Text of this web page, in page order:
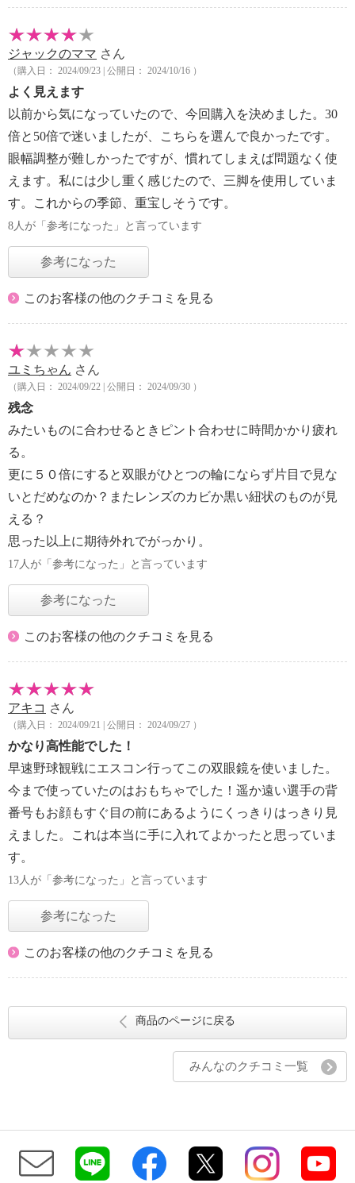
ジャックのママ さん
（購入日： 2024/09/23 | 公開日： 2024/10/16 ）
よく見えます
以前から気になっていたので、今回購入を決めました。30
倍と50倍で迷いましたが、こちらを選んで良かったです。
眼幅調整が難しかったですが、慣れてしまえば問題なく使
えます。私には少し重く感じたので、三脚を使用していま
す。これからの季節、重宝しそうです。
8人が「参考になった」と言っています
参考になった
このお客様の他のクチコミを見る
ユミちゃん さん
（購入日： 2024/09/22 | 公開日： 2024/09/30 ）
残念
みたいものに合わせるときピント合わせに時間かかり疲れ
る。
更に５０倍にすると双眼がひとつの輪にならず片目で見な
いとだめなのか？またレンズのカビか黒い紐状のものが見
える？
思った以上に期待外れでがっかり。
17人が「参考になった」と言っています
参考になった
このお客様の他のクチコミを見る
アキコ さん
（購入日： 2024/09/21 | 公開日： 2024/09/27 ）
かなり高性能でした！
早速野球観戦にエスコン行ってこの双眼鏡を使いました。
今まで使っていたのはおもちゃでした！遥か遠い選手の背
番号もお顔もすぐ目の前にあるようにくっきりはっきり見
えました。これは本当に手に入れてよかったと思っていま
す。
13人が「参考になった」と言っています
参考になった
このお客様の他のクチコミを見る
商品のページに戻る
みんなのクチコミ一覧